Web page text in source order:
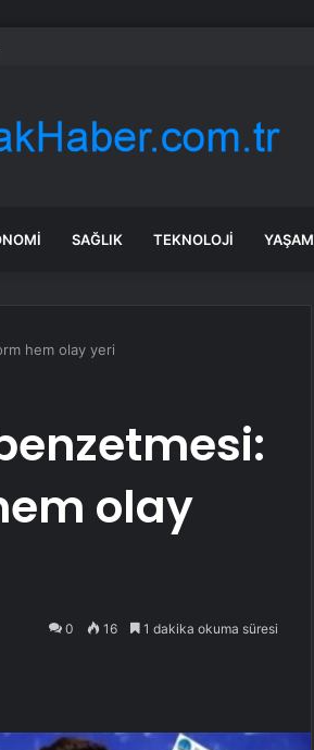
daha EDS geliyor
SAĞLIK TEKNOLOJI YAŞAM
hem olay yeri
olay
0 16 1 dakika okuma süresi